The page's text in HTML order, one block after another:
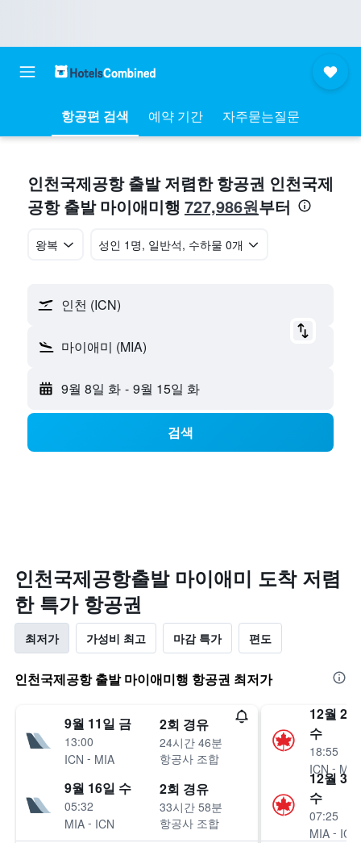
항공편 검색 예약 기간 자주묻는질문
인천국제공항 출발 저렴한 항공권 인천국제
공항 출발 마이애미행 727,986원부터
왕복 ​성인 1명, 일반석, 수하물 0개
인천 (ICN)
마이애미 (MIA)
9월 8일 화 - 9월 15일 화
검색
인천국제공항​출발 마이애미 도착 저렴
한 특가 항공권
최저가 가성비 최고 마감 특가 편도
인천국제공항 출발 마이애미행 항공권 최저가
9월 11일 금
13:00
ICN - MIA
2회 경유
24시간 46분
항공사 조합
9월 16일 수
05:32
MIA - ICN
2회 경유
33시간 58분
항공사 조합
12월 23
수
18:55
ICN - MIA
12월 30
수
07:25
MIA - ICN